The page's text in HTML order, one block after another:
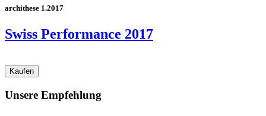
archithese 1.2017
Swiss Performance 2017
Unsere Empfehlung